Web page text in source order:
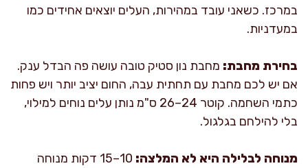
במרכז. כשאני עובד במהירות, העלים יוצאים אחידים כמו
במעדניות.
בחירת מחבת: מחבת נון סטיק טובה עושה פה הבדל ענק.
אם יש לכם מחבת עם תחתית עבה, החום יציב יותר ויש פחות
כתמי השחמה. קוטר 24–26 ס"מ נותן עלים נוחים למילוי,
בלי להילחם בגלגול.
מנוחה לבלילה היא לא המלצה:
10–15 דקות מנוחה